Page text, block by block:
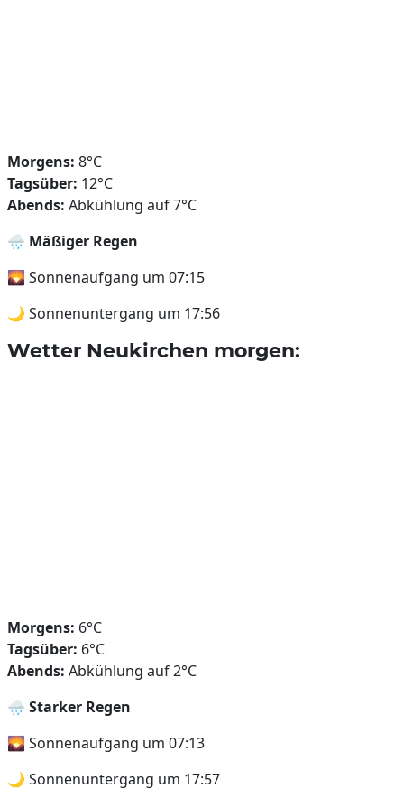
Morgens: 8°C
Tagsüber: 12°C
Abends: Abkühlung auf 7°C
🌧️ Mäßiger Regen
🌄 Sonnenaufgang um 07:15
🌙 Sonnenuntergang um 17:56
Wetter Neukirchen morgen:
Morgens: 6°C
Tagsüber: 6°C
Abends: Abkühlung auf 2°C
🌧️ Starker Regen
🌄 Sonnenaufgang um 07:13
🌙 Sonnenuntergang um 17:57